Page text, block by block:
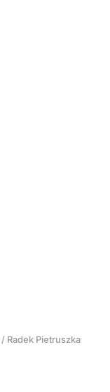
/ Radek Pietruszka